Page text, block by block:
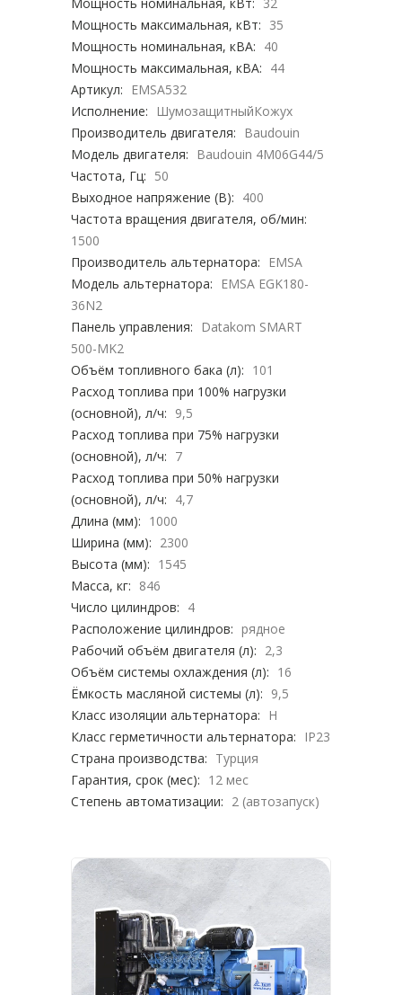
Мощность номинальная, кВт: 32
Мощность максимальная, кВт: 35
Мощность номинальная, кВА: 40
Мощность максимальная, кВА: 44
Артикул:
EMSA532
Исполнение:
ШумозащитныйКожух
Производитель двигателя:
Baudouin
Модель двигателя:
Baudouin 4M06G44/5
Частота, Гц: 50
Выходное напряжение (В): 400
Частота вращения двигателя, об/мин:
1500
Производитель альтернатора:
EMSA
Модель альтернатора:
EMSA EGK180-
36N2
Панель управления:
Datakom SMART
500-MK2
Объём топливного бака (л): 101
Расход топлива при 100% нагрузки
(основной), л/ч: 9,5
Расход топлива при 75% нагрузки
(основной), л/ч: 7
Расход топлива при 50% нагрузки
(основной), л/ч: 4,7
Длина (мм): 1000
Ширина (мм): 2300
Высота (мм): 1545
Масса, кг: 846
Число цилиндров: 4
Расположение цилиндров: рядное
Рабочий объём двигателя (л): 2,3
Объём системы охлаждения (л): 16
Ёмкость масляной системы (л): 9,5
Класс изоляции альтернатора:
H
Класс герметичности альтернатора:
IP23
Страна производства: Турция
Гарантия, срок (мес): 12 мес
Степень автоматизации: 2 (автозапуск)